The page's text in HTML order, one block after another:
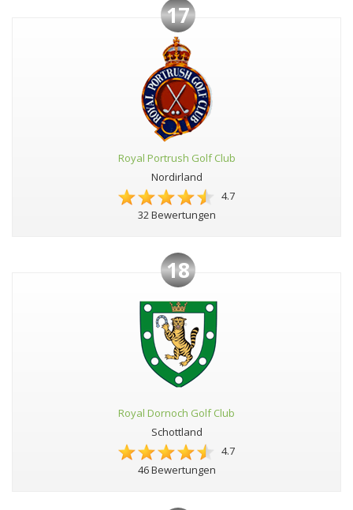
17
Royal Portrush Golf Club
Nordirland
4.7
32 Bewertungen
18
Royal Dornoch Golf Club
Schottland
4.7
46 Bewertungen